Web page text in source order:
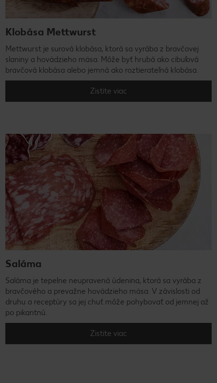
Klobása Mettwurst
Mettwurst je surová klobása, ktorá sa vyrába z bravčovej
slaniny a hovädzieho mäsa. Môže byť hrubá ako cibuľová
bravčová klobása alebo jemná ako roztierateľná klobása.
Zistite viac
Saláma
Saláma je tepelne neupravená údenina, ktorá sa vyrába z
bravčového a prevažne hovädzieho mäsa. V závislosti od
druhu a receptúry sa jej chuť môže pohybovať od jemnej až
po pikantnú.
Zistite viac